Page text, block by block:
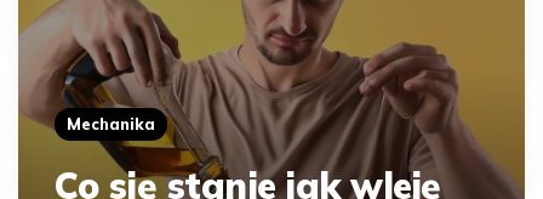
Mechanika
Co się stanie jak wleję